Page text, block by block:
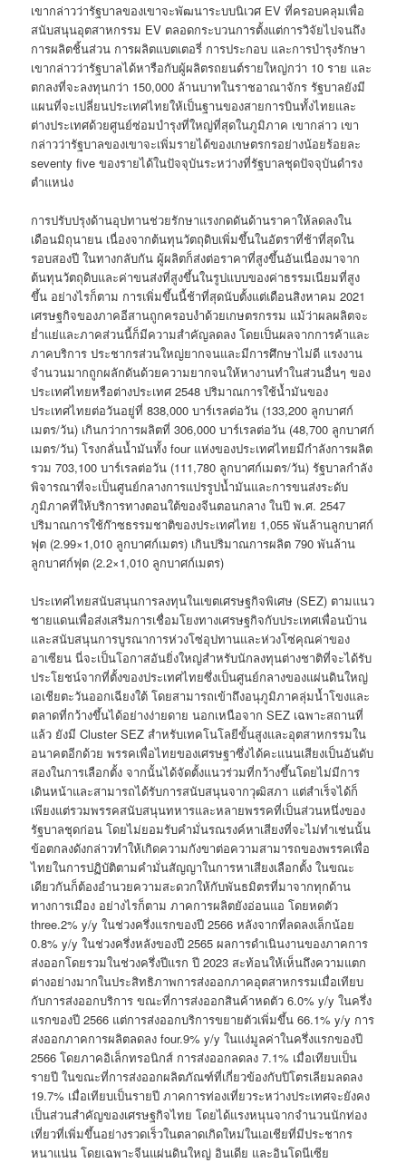
เขากล่าวว่ารัฐบาลของเขาจะพัฒนาระบบนิเวศ EV ที่ครอบคลุมเพื่อ
สนับสนุนอุตสาหกรรม EV ตลอดกระบวนการตั้งแต่การวิจัยไปจนถึง
การผลิตชิ้นส่วน การผลิตแบตเตอรี่ การประกอบ และการบำรุงรักษา
เขากล่าวว่ารัฐบาลได้หารือกับผู้ผลิตรถยนต์รายใหญ่กว่า 10 ราย และ
ตกลงที่จะลงทุนกว่า 150,000 ล้านบาทในราชอาณาจักร รัฐบาลยังมี
แผนที่จะเปลี่ยนประเทศไทยให้เป็นฐานของสายการบินทั้งไทยและ
ต่างประเทศด้วยศูนย์ซ่อมบำรุงที่ใหญ่ที่สุดในภูมิภาค เขากล่าว เขา
กล่าวว่ารัฐบาลของเขาจะเพิ่มรายได้ของเกษตรกรอย่างน้อยร้อยละ
seventy five ของรายได้ในปัจจุบันระหว่างที่รัฐบาลชุดปัจจุบันดำรง
ตำแหน่ง
การปรับปรุงด้านอุปทานช่วยรักษาแรงกดดันด้านราคาให้ลดลงใน
เดือนมิถุนายน เนื่องจากต้นทุนวัตถุดิบเพิ่มขึ้นในอัตราที่ช้าที่สุดใน
รอบสองปี ในทางกลับกัน ผู้ผลิตก็ส่งต่อราคาที่สูงขึ้นอันเนื่องมาจาก
ต้นทุนวัตถุดิบและค่าขนส่งที่สูงขึ้นในรูปแบบของค่าธรรมเนียมที่สูง
ขึ้น อย่างไรก็ตาม การเพิ่มขึ้นนี้ช้าที่สุดนับตั้งแต่เดือนสิงหาคม 2021
เศรษฐกิจของภาคอีสานถูกครอบงำด้วยเกษตรกรรม แม้ว่าผลผลิตจะ
ย่ำแย่และภาคส่วนนี้ก็มีความสำคัญลดลง โดยเป็นผลจากการค้าและ
ภาคบริการ ประชากรส่วนใหญ่ยากจนและมีการศึกษาไม่ดี แรงงาน
จำนวนมากถูกผลักดันด้วยความยากจนให้หางานทำในส่วนอื่นๆ ของ
ประเทศไทยหรือต่างประเทศ 2548 ปริมาณการใช้น้ำมันของ
ประเทศไทยต่อวันอยู่ที่ 838,000 บาร์เรลต่อวัน (133,200 ลูกบาศก์
เมตร/วัน) เกินกว่าการผลิตที่ 306,000 บาร์เรลต่อวัน (48,700 ลูกบาศก์
เมตร/วัน) โรงกลั่นน้ำมันทั้ง four แห่งของประเทศไทยมีกำลังการผลิต
รวม 703,100 บาร์เรลต่อวัน (111,780 ลูกบาศก์เมตร/วัน) รัฐบาลกำลัง
พิจารณาที่จะเป็นศูนย์กลางการแปรรูปน้ำมันและการขนส่งระดับ
ภูมิภาคที่ให้บริการทางตอนใต้ของจีนตอนกลาง ในปี พ.ศ. 2547
ปริมาณการใช้ก๊าซธรรมชาติของประเทศไทย 1,055 พันล้านลูกบาศก์
ฟุต (2.99×1,010 ลูกบาศก์เมตร) เกินปริมาณการผลิต 790 พันล้าน
ลูกบาศก์ฟุต (2.2×1,010 ลูกบาศก์เมตร)
ประเทศไทยสนับสนุนการลงทุนในเขตเศรษฐกิจพิเศษ (SEZ) ตามแนว
ชายแดนเพื่อส่งเสริมการเชื่อมโยงทางเศรษฐกิจกับประเทศเพื่อนบ้าน
และสนับสนุนการบูรณาการห่วงโซ่อุปทานและห่วงโซ่คุณค่าของ
อาเซียน นี่จะเป็นโอกาสอันยิ่งใหญ่สำหรับนักลงทุนต่างชาติที่จะได้รับ
ประโยชน์จากที่ตั้งของประเทศไทยซึ่งเป็นศูนย์กลางของแผ่นดินใหญ่
เอเชียตะวันออกเฉียงใต้ โดยสามารถเข้าถึงอนุภูมิภาคลุ่มน้ำโขงและ
ตลาดที่กว้างขึ้นได้อย่างง่ายดาย นอกเหนือจาก SEZ เฉพาะสถานที่
แล้ว ยังมี Cluster SEZ สำหรับเทคโนโลยีขั้นสูงและอุตสาหกรรมใน
อนาคตอีกด้วย พรรคเพื่อไทยของเศรษฐาซึ่งได้คะแนนเสียงเป็นอันดับ
สองในการเลือกตั้ง จากนั้นได้จัดตั้งแนวร่วมที่กว้างขึ้นโดยไม่มีการ
เดินหน้าและสามารถได้รับการสนับสนุนจากวุฒิสภา แต่สำเร็จได้ก็
เพียงแต่รวมพรรคสนับสนุนทหารและหลายพรรคที่เป็นส่วนหนึ่งของ
รัฐบาลชุดก่อน โดยไม่ยอมรับคำมั่นรณรงค์หาเสียงที่จะไม่ทำเช่นนั้น
ข้อตกลงดังกล่าวทำให้เกิดความกังขาต่อความสามารถของพรรคเพื่อ
ไทยในการปฏิบัติตามคำมั่นสัญญาในการหาเสียงเลือกตั้ง ในขณะ
เดียวกันก็ต้องอำนวยความสะดวกให้กับพันธมิตรที่มาจากทุกด้าน
ทางการเมือง อย่างไรก็ตาม ภาคการผลิตยังอ่อนแอ โดยหดตัว
three.2% y/y ในช่วงครึ่งแรกของปี 2566 หลังจากที่ลดลงเล็กน้อย
0.8% y/y ในช่วงครึ่งหลังของปี 2565 ผลการดำเนินงานของภาคการ
ส่งออกโดยรวมในช่วงครึ่งปีแรก ปี 2023 สะท้อนให้เห็นถึงความแตก
ต่างอย่างมากในประสิทธิภาพการส่งออกภาคอุตสาหกรรมเมื่อเทียบ
กับการส่งออกบริการ ขณะที่การส่งออกสินค้าหดตัว 6.0% y/y ในครึ่ง
แรกของปี 2566 แต่การส่งออกบริการขยายตัวเพิ่มขึ้น 66.1% y/y การ
ส่งออกภาคการผลิตลดลง four.9% y/y ในแง่มูลค่าในครึ่งแรกของปี
2566 โดยภาคอิเล็กทรอนิกส์ การส่งออกลดลง 7.1% เมื่อเทียบเป็น
รายปี ในขณะที่การส่งออกผลิตภัณฑ์ที่เกี่ยวข้องกับปิโตรเลียมลดลง
19.7% เมื่อเทียบเป็นรายปี ภาคการท่องเที่ยวระหว่างประเทศจะยังคง
เป็นส่วนสำคัญของเศรษฐกิจไทย โดยได้แรงหนุนจากจำนวนนักท่อง
เที่ยวที่เพิ่มขึ้นอย่างรวดเร็วในตลาดเกิดใหม่ในเอเชียที่มีประชากร
หนาแน่น โดยเฉพาะจีนแผ่นดินใหญ่ อินเดีย และอินโดนีเซีย